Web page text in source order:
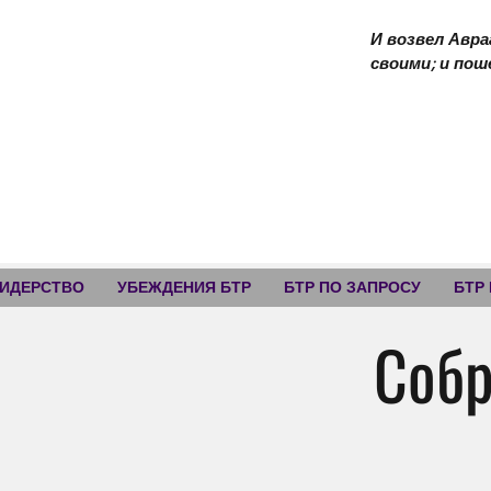
И возвел
своими; и
УБЕЖДЕНИЯ БТР БТР ПО ЗАПРОСУ БТР